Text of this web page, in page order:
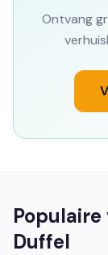
Ontvang
Duffel